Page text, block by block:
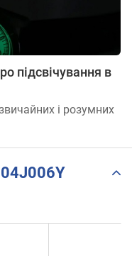
підсвічування в
і розумних